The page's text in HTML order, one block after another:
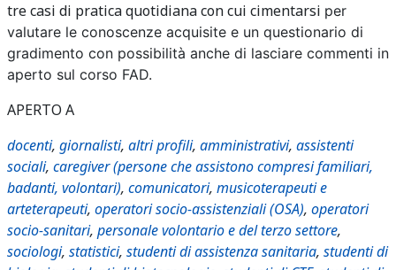
tre casi di pratica quotidiana con cui cimentarsi per
valutare le conoscenze acquisite e un questionario di
gradimento con possibilità anche di lasciare commenti in
aperto sul corso FAD.
APERTO A
docenti, giornalisti, altri profili, amministrativi, assistenti
sociali, caregiver (persone che assistono compresi familiari,
badanti, volontari), comunicatori, musicoterapeuti e
arteterapeuti, operatori socio-assistenziali (OSA), operatori
socio-sanitari, personale volontario e del terzo settore,
sociologi, statistici, studenti di assistenza sanitaria, studenti di